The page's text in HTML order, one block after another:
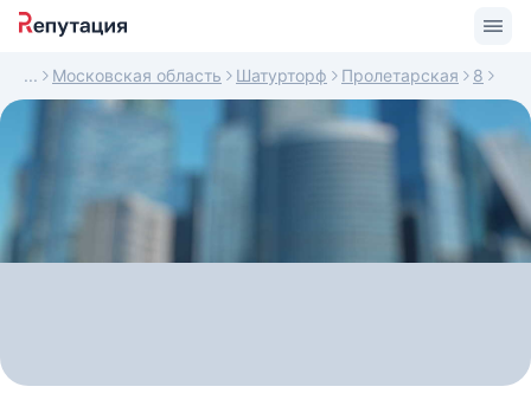
Московская область Шатурторф Пролетарская 8